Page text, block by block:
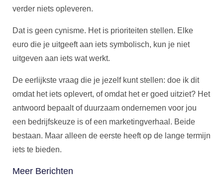
verder niets opleveren.
Dat is geen cynisme. Het is prioriteiten stellen. Elke
euro die je uitgeeft aan iets symbolisch, kun je niet
uitgeven aan iets wat werkt.
De eerlijkste vraag die je jezelf kunt stellen: doe ik dit
omdat het iets oplevert, of omdat het er goed uitziet? Het
antwoord bepaalt of duurzaam ondernemen voor jou
een bedrijfskeuze is of een marketingverhaal. Beide
bestaan. Maar alleen de eerste heeft op de lange termijn
iets te bieden.
Meer Berichten